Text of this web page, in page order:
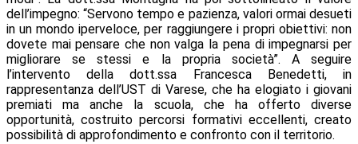
dell’impegno: “Servono tempo e pazienza, valori ormai desueti
in un mondo iperveloce, per raggiungere i propri obiettivi: non
dovete mai pensare che non valga la pena di impegnarsi per
migliorare se stessi e la propria società”. A seguire
l’intervento della dott.ssa Francesca Benedetti, in
rappresentanza dell’UST di Varese, che ha elogiato i giovani
premiati ma anche la scuola, che ha offerto diverse
opportunità, costruito percorsi formativi eccellenti, creato
possibilità di approfondimento e confronto con il territorio.